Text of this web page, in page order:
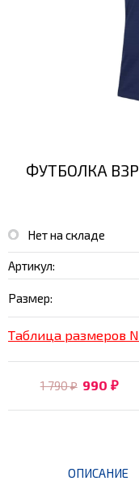
ФУТБОЛКА
Нет на складе
Артикул:
Размер:
Таблица размеров
1 790₽ 990 ₽
ОПИСАНИЕ